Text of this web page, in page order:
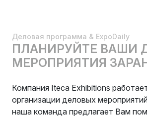
Деловая программа & ExpoDaily
ПЛАНИРУЙТЕ ВАШИ
МЕРОПРИЯТИЯ
Компания Iteca Exhibitions
организации деловых
наша команда предлагает Вам